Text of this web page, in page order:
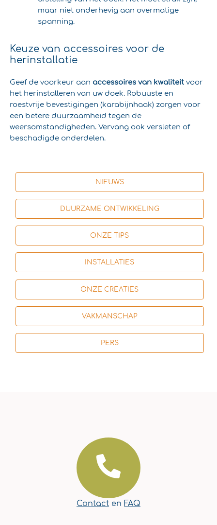
maar niet onderhevig aan overmatige
spanning.
Keuze van accessoires voor de
herinstallatie
Geef de voorkeur aan accessoires van kwaliteit voor
het herinstalleren van uw doek. Robuuste en
roestvrije bevestigingen (karabijnhaak) zorgen voor
een betere duurzaamheid tegen de
weersomstandigheden. Vervang ook versleten of
beschadigde onderdelen.
NIEUWS
DUURZAME ONTWIKKELING
ONZE TIPS
INSTALLATIES
ONZE CREATIES
VAKMANSCHAP
PERS
Contact en FAQ